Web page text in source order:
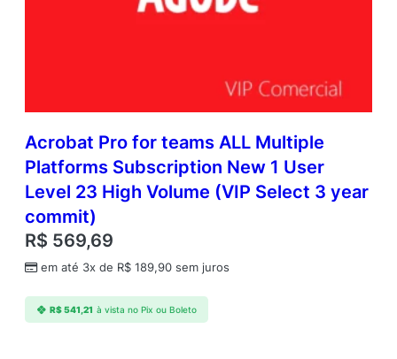
Acrobat Pro for teams ALL Multiple
Platforms Subscription New 1 User
Level 23 High Volume (VIP Select 3 year
commit)
R$ 569,69
em até 3x de R$ 189,90 sem juros
R$541,21 à vista no Pix ou Boleto